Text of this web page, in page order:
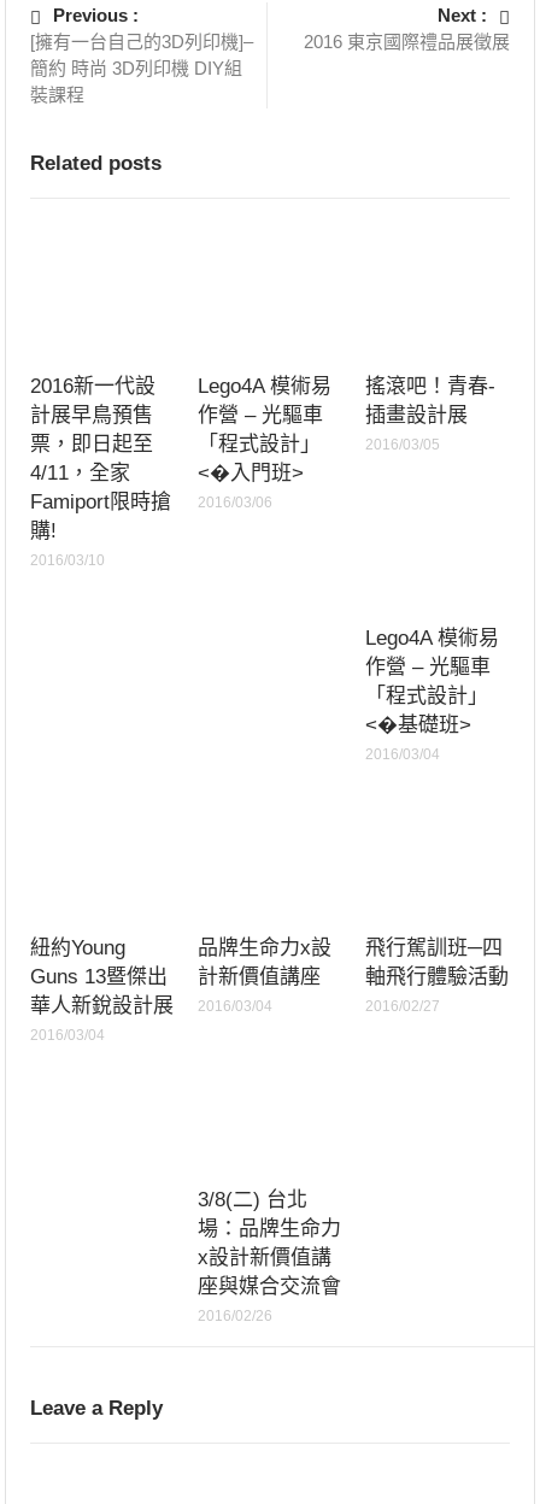
Previous :
[擁有一台自己的3D列印機]–
簡約 時尚 3D列印機 DIY組
裝課程
Next :
2016 東京國際禮品展徵展
Related posts
2016新一代設
計展早鳥預售
票，即日起至
4/11，全家
Famiport限時搶
購!
2016/03/10
Lego4A 模術易
作營 – 光驅車
「程式設計」
<�入門班>
2016/03/06
搖滾吧！青春-
插畫設計展
2016/03/05
Lego4A 模術易
作營 – 光驅車
「程式設計」
<�基礎班>
2016/03/04
紐約Young
Guns 13暨傑出
華人新銳設計展
2016/03/04
品牌生命力x設
計新價值講座
2016/03/04
飛行駕訓班─四
軸飛行體驗活動
2016/02/27
3/8(二) 台北
場：品牌生命力
x設計新價值講
座與媒合交流會
2016/02/26
Leave a Reply